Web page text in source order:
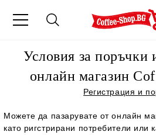
Условия за поръчки
онлайн магазин
Регистрация и
Можете да пазарувате от онлайн
като ригстрирани потребители или